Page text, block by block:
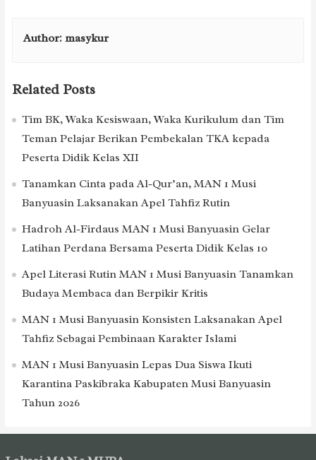
Author: masykur
Related Posts
Tim BK, Waka Kesiswaan, Waka Kurikulum dan Tim
Teman Pelajar Berikan Pembekalan TKA kepada
Peserta Didik Kelas XII
Tanamkan Cinta pada Al-Qur’an, MAN 1 Musi
Banyuasin Laksanakan Apel Tahfiz Rutin
Hadroh Al-Firdaus MAN 1 Musi Banyuasin Gelar
Latihan Perdana Bersama Peserta Didik Kelas 10
Apel Literasi Rutin MAN 1 Musi Banyuasin Tanamkan
Budaya Membaca dan Berpikir Kritis
MAN 1 Musi Banyuasin Konsisten Laksanakan Apel
Tahfiz Sebagai Pembinaan Karakter Islami
MAN 1 Musi Banyuasin Lepas Dua Siswa Ikuti
Karantina Paskibraka Kabupaten Musi Banyuasin
Tahun 2026